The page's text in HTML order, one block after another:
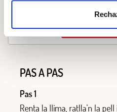
Afegir a
PAS A PAS
Pas 1
Renta la llima, ratlla’n la